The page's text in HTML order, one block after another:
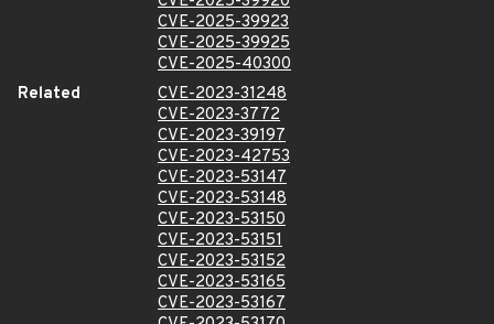
CVE-2025-39923
CVE-2025-39925
CVE-2025-40300
Related
CVE-2023-31248
CVE-2023-3772
CVE-2023-39197
CVE-2023-42753
CVE-2023-53147
CVE-2023-53148
CVE-2023-53150
CVE-2023-53151
CVE-2023-53152
CVE-2023-53165
CVE-2023-53167